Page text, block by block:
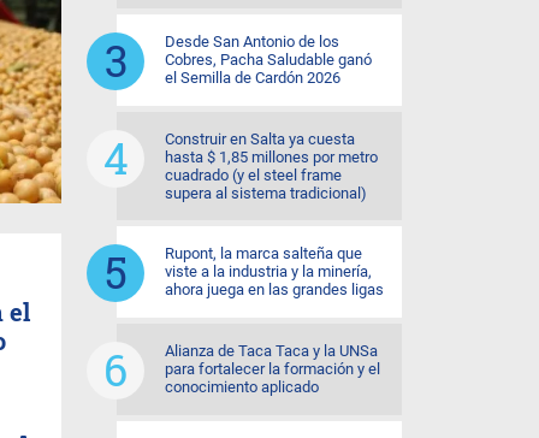
el
Desde San Antonio de los
Cobres, Pacha Saludable ganó
el Semilla de Cardón 2026
Construir en Salta ya cuesta
hasta $ 1,85 millones por metro
cuadrado (y el steel frame
supera al sistema tradicional)
Rupont, la marca salteña que
viste a la industria y la minería,
ahora juega en las grandes ligas
Alianza de Taca Taca y la UNSa
para fortalecer la formación y el
conocimiento aplicado